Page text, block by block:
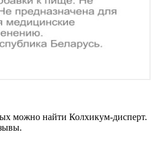
можно найти Колхикум-дисперт.